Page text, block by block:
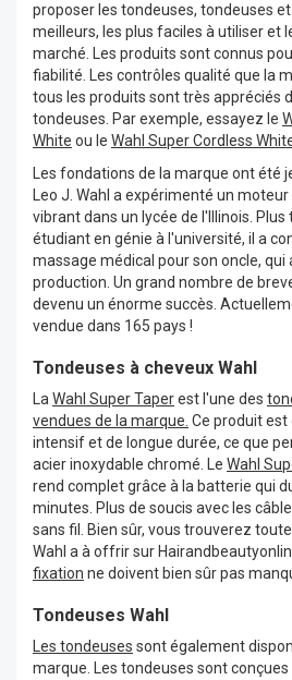
proposer les tondeuses, tondeuses
meilleurs, les plus faciles à utiliser et
marché. Les produits sont connus
fiabilité. Les contrôles qualité que la
tous les produits sont très appréciés
tondeuses. Par exemple, essayez le
White ou le Wahl Super Cordless
Les fondations de la marque ont été
Leo J. Wahl a expérimenté un
vibrant dans un lycée de l'Illinois.
étudiant en génie à l'université, il a
massage médical pour son oncle, qui
production. Un grand nombre de
devenu un énorme succès.
vendue dans 165 pays !
Tondeuses à cheveux Wahl
LaWahl Super Taperest l'une des
vendues de la marque. Ce produit est
intensif et de longue durée, ce que
acier inoxydable chromé. Le Wahl
rend complet grâce à la batterie qui
minutes. Plus de soucis avec les
sans fil. Bien sûr, vous trouverez
Wahl a à offrir sur
fixation ne doivent bien sûr pas
Tondeuses Wahl
Les tondeuses sont également
marque. Les tondeuses sont